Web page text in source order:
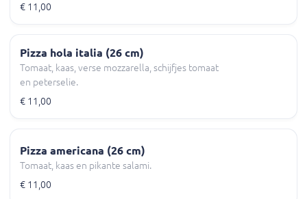
€ 11,00
Pizza hola italia (26 cm)
Tomaat, kaas, verse mozzarella, schijfjes tomaat
en peterselie.
€ 11,00
Pizza americana (26 cm)
Tomaat, kaas en pikante salami.
€ 11,00